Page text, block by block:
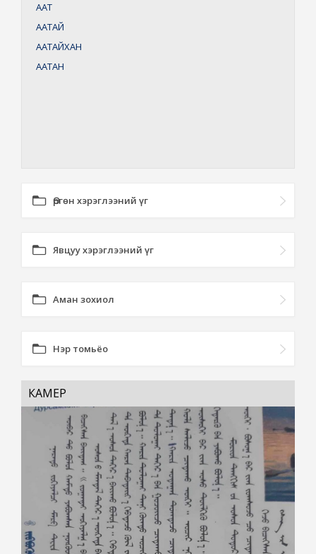
ААТ
ААТАЙ
ААТАЙХАН
ААТАН
Өргөн хэрэглээний үг
Явцуу хэрэглээний үг
Аман зохиол
Нэр томьёо
КАМЕР